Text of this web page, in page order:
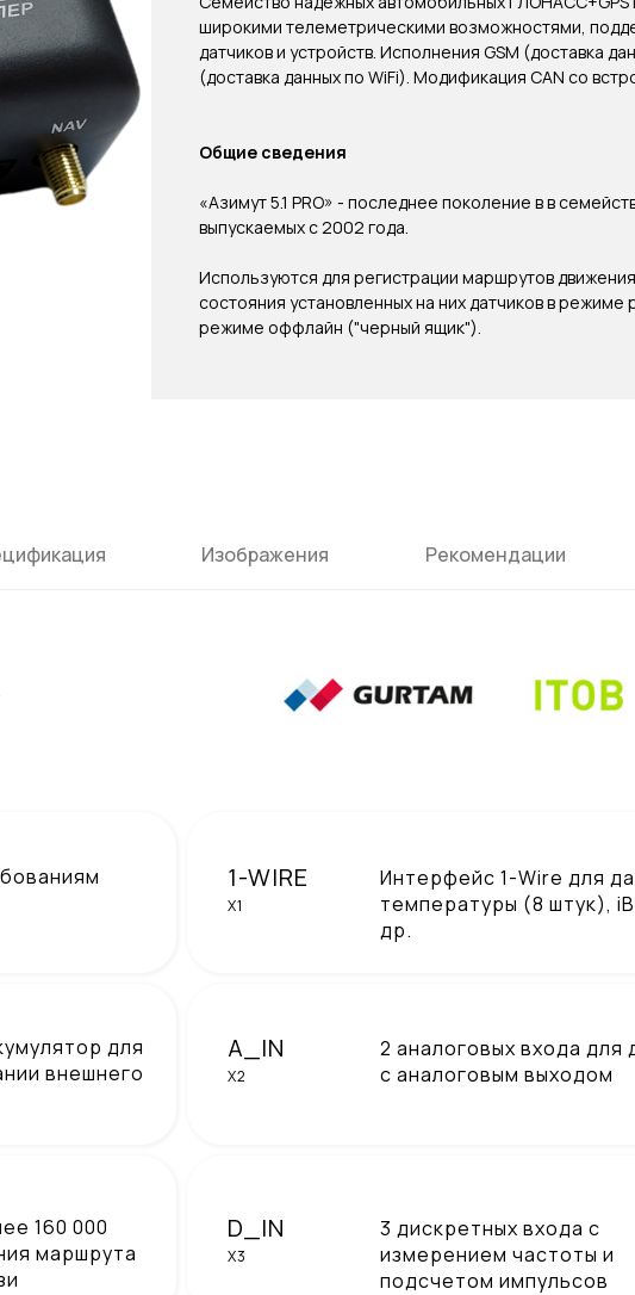
широкими телеметрическими возможностями,
датчиков и устройств. Исполнения GSM (доставка
(доставка данных по WiFi). Модификация CAN со
Общие сведения
«Азимут 5.1 PRO» - последнее поколение в в
выпускаемых с 2002 года.
Используются для регистрации маршрутов
состояния установленных на них датчиков в
режиме оффлайн ("черный ящик").
Изображения Рекомендации
X2
2 аналоговых входа для
с аналоговым выходом
A_IN
X1
Интерфейс 1-Wire для
температуры (8 штук),
др.
1-WIRE
X3
3 дискретных входа с
измерением частоты и
подсчетом импульсов
D_IN
160 000
маршрута
для
внешнего